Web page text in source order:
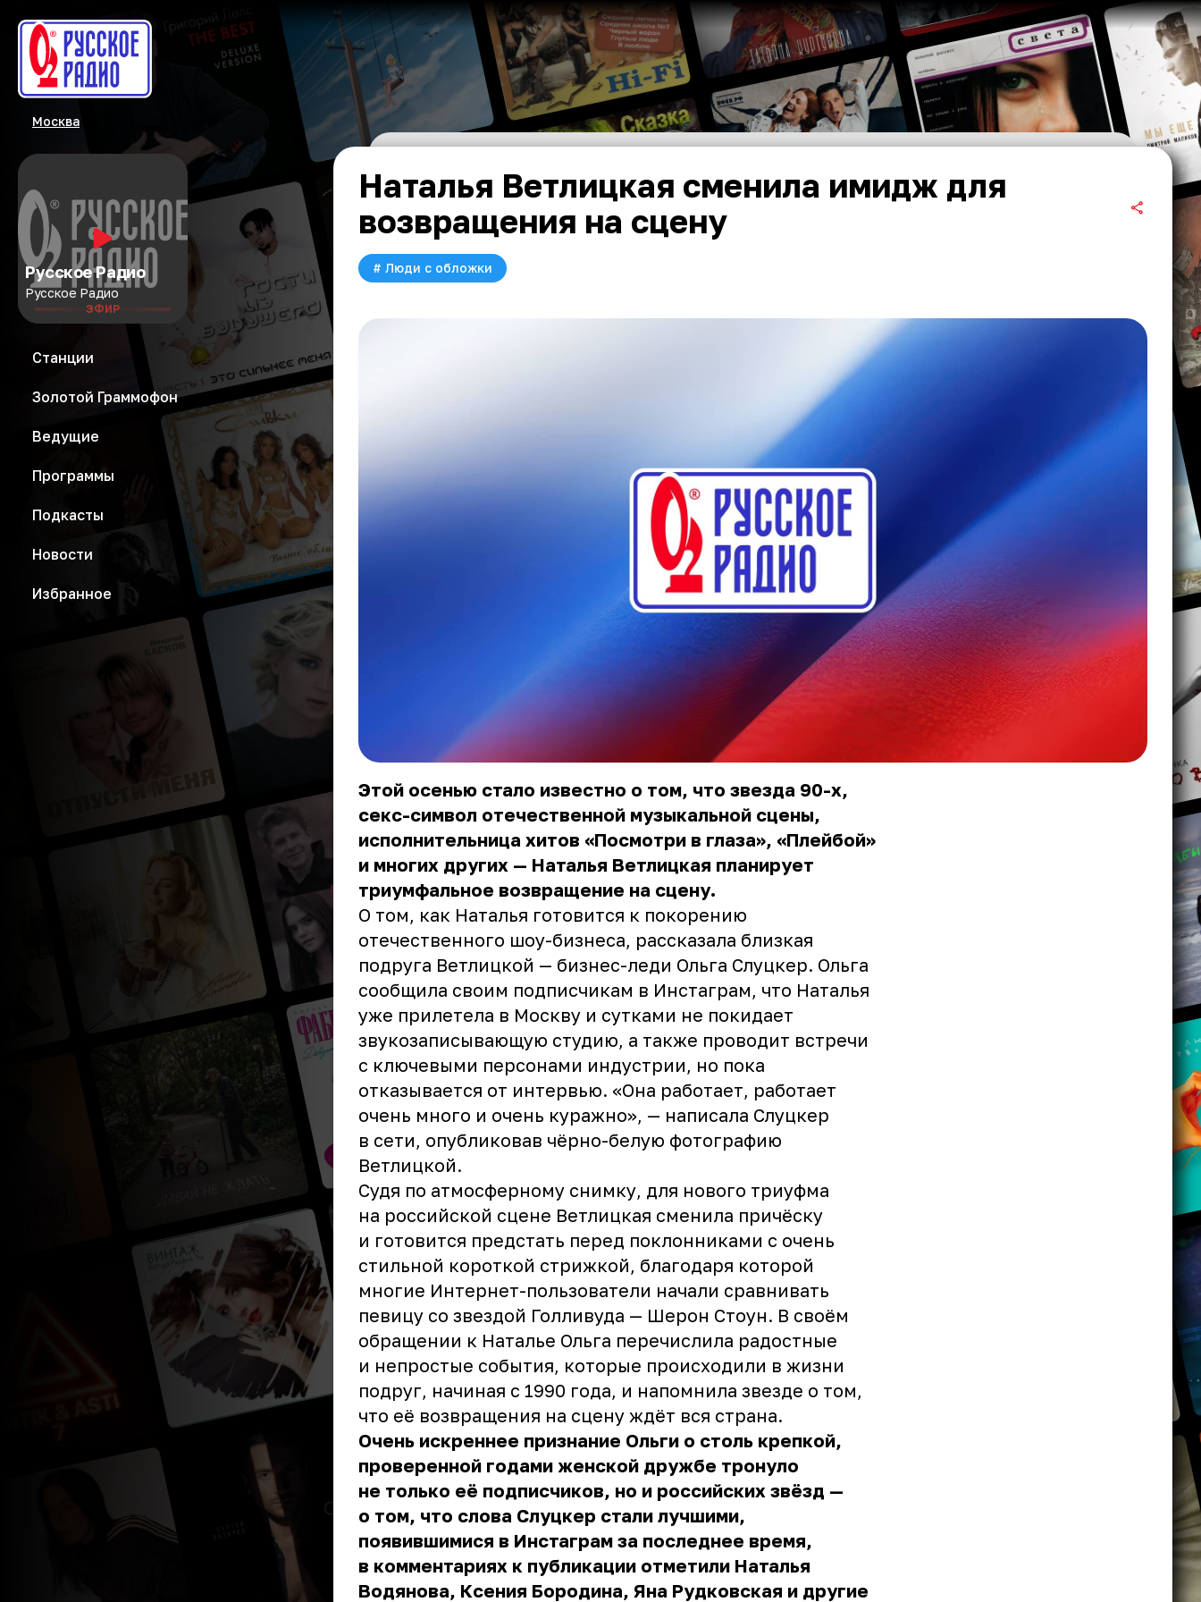
Москва
Русское Радио
Русское Радио
ЭФИР
Станции
Золотой Граммофон
Ведущие
Программы
Подкасты
Новости
Избранное
Наталья Ветлицкая сменила имидж для
возвращения на сцену
# Люди с обложки
Этой осенью стало известно о том, что звезда 90-х,
секс-символ отечественной музыкальной сцены,
исполнительница хитов «Посмотри в глаза», «Плейбой»
и многих других — Наталья Ветлицкая планирует
триумфальное возвращение на сцену.
О том, как Наталья готовится к покорению
отечественного шоу-бизнеса, рассказала близкая
подруга Ветлицкой — бизнес-леди Ольга Слуцкер. Ольга
сообщила своим подписчикам в Инстаграм, что Наталья
уже прилетела в Москву и сутками не покидает
звукозаписывающую студию, а также проводит встречи
с ключевыми персонами индустрии, но пока
отказывается от интервью. «Она работает, работает
очень много и очень куражно», — написала Слуцкер
в сети, опубликовав чёрно-белую фотографию
Ветлицкой.
Судя по атмосферному снимку, для нового триуфма
на российской сцене Ветлицкая сменила причёску
и готовится предстать перед поклонниками с очень
стильной короткой стрижкой, благодаря которой
многие Интернет-пользователи начали сравнивать
певицу со звездой Голливуда — Шерон Стоун. В своём
обращении к Наталье Ольга перечислила радостные
и непростые события, которые происходили в жизни
подруг, начиная с 1990 года, и напомнила звезде о том,
что её возвращения на сцену ждёт вся страна.
Очень искреннее признание Ольги о столь крепкой,
проверенной годами женской дружбе тронуло
не только её подписчиков, но и российских звёзд —
о том, что слова Слуцкер стали лучшими,
появившимися в Инстаграм за последнее время,
в комментариях к публикации отметили Наталья
Водянова, Ксения Бородина, Яна Рудковская и другие